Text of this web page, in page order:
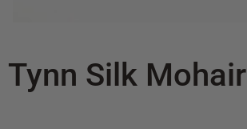
Tynn Silk Mohair